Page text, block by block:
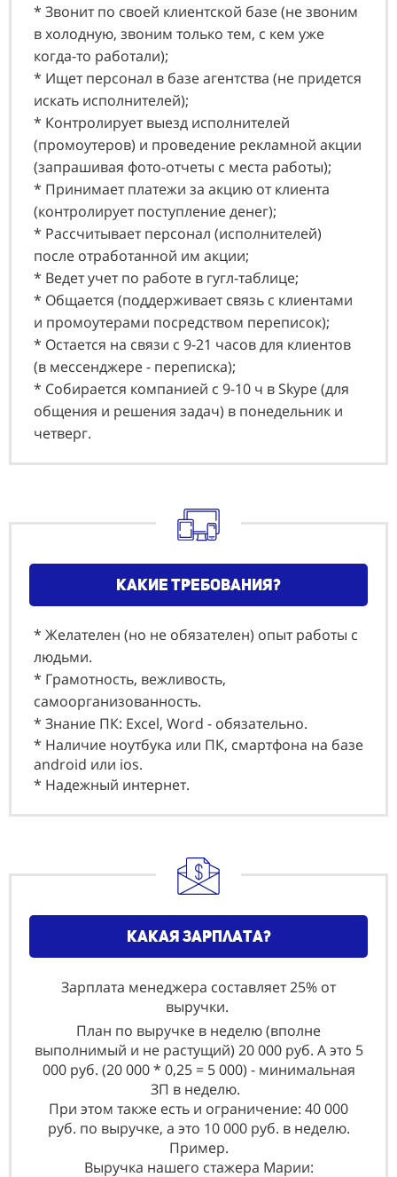
* Звонит по своей клиентской базе (не звоним
в холодную, звоним только тем, с кем уже
когда-то работали);
* Ищет персонал в базе агентства (не придется
искать исполнителей);
* Контролирует выезд исполнителей
(промоутеров) и проведение рекламной акции
(запрашивая фото-отчеты с места работы);
* Принимает платежи за акцию от клиента
(контролирует поступление денег);
* Рассчитывает персонал (исполнителей)
после отработанной им акции;
* Ведет учет по работе в гугл-таблице;
* Общается (поддерживает связь с клиентами
и промоутерами посредством переписок);
* Остается на связи с 9-21 часов для клиентов
(в мессенджере - переписка);
* Собирается компанией с 9-10 ч в Skype (для
общения и решения задач) в понедельник и
четверг.
какие требования?
* Желателен (но не обязателен) опыт работы с
людьми.
* Грамотность, вежливость,
самоорганизованность.
* Знание ПК: Еxcel, Word - обязательно.
* Наличие ноутбука или ПК, смартфона на базе
android или ios.
* Надежный интернет.
какая зарплата?
Зарплата менеджера составляет 25% от
выручки.
План по выручке в неделю (вполне
выполнимый и не растущий) 20 000 руб. А это 5
000 руб. (20 000 * 0,25 = 5 000) - минимальная
ЗП в неделю.
При этом также есть и ограничение: 40 000
руб. по выручке, а это 10 000 руб. в неделю.
Пример.
Выручка нашего стажера Марии: